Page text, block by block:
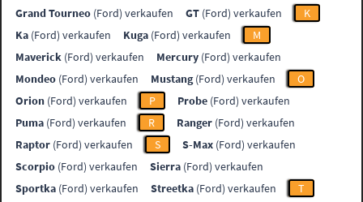
Grand Tourneo (Ford) verkaufen GT (Ford) verkaufen
K
Ka (Ford) verkaufen Kuga (Ford) verkaufen
M
Maverick (Ford) verkaufen Mercury (Ford) verkaufen
Mondeo (Ford) verkaufen Mustang(Ford) verkaufen
O
Orion (Ford) verkaufen P Probe (Ford) verkaufen
Puma (Ford) verkaufen R Ranger (Ford) verkaufen
Raptor (Ford) verkaufen S S-Max (Ford) verkaufen
Scorpio (Ford) verkaufen Sierra (Ford) verkaufen
Sportka (Ford) verkaufen Streetka (Ford) verkaufen
T